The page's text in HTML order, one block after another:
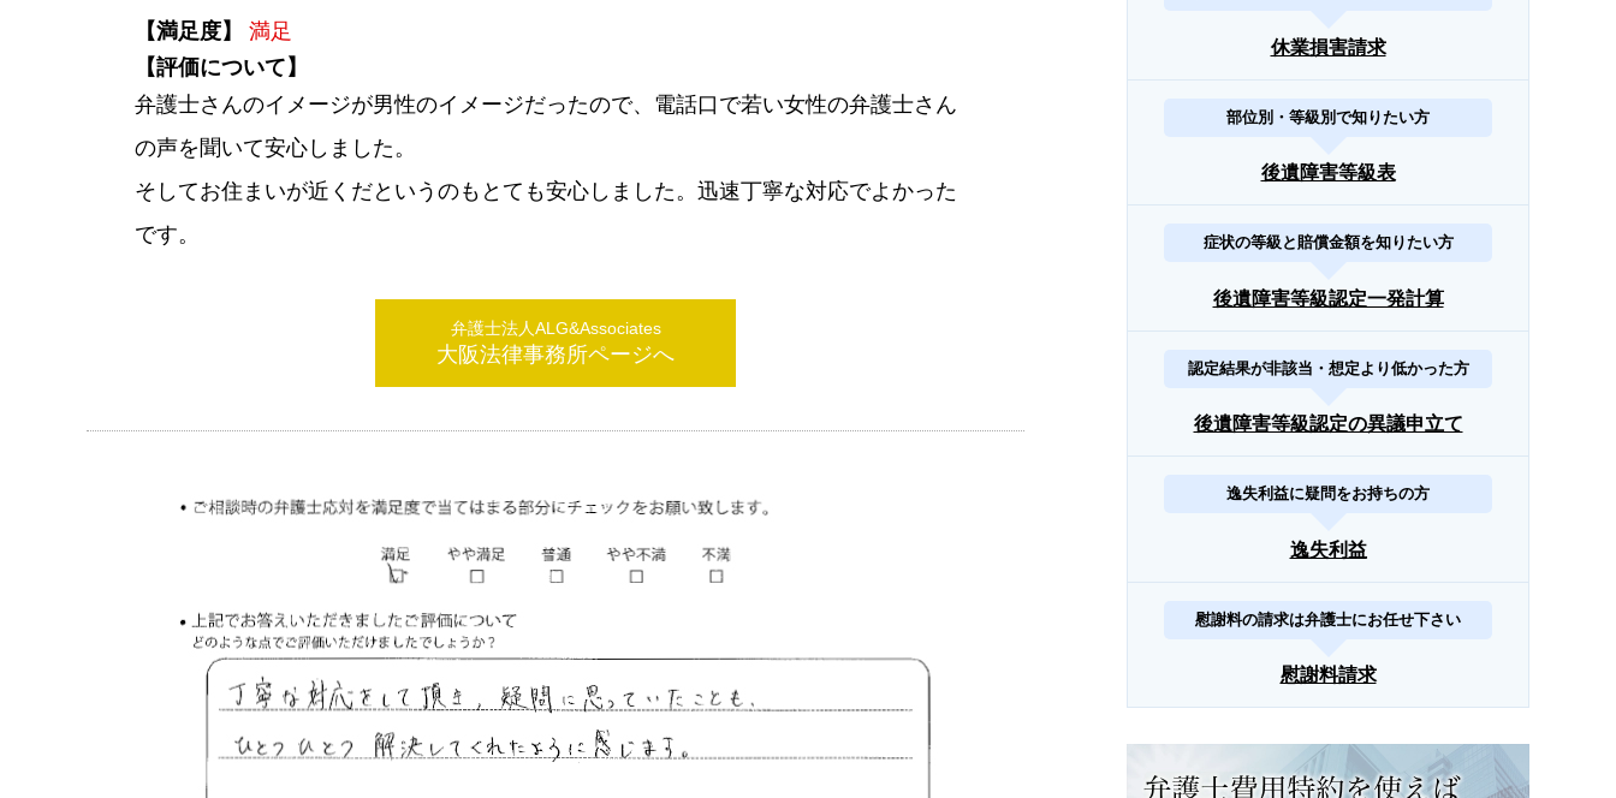
【満足度】
満足
【評価について】
弁護士さんのイメージが男性のイメージだったので、電話口で若い女性の弁護士さん
の声を聞いて安心しました。
そしてお住まいが近くだというのもとても安心しました。迅速丁寧な対応でよかった
です。
弁護士法人ALG&Associates
大阪法律事務所ページへ
休業損害請求
部位別・等級別で知りたい方
後遺障害等級表
症状の等級と賠償金額を知りたい方
後遺障害等級認定一発計算
認定結果が非該当・想定より低かった方
後遺障害等級認定の異議申立て
逸失利益に疑問をお持ちの方
逸失利益
慰謝料の請求は弁護士にお任せ下さい
慰謝料請求